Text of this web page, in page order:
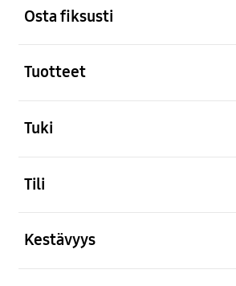
Osta fiksusti
Tuotteet
Tuki
Tili
Kestävyys